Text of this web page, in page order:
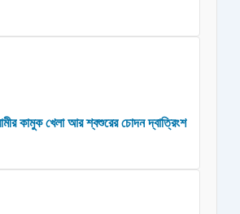
কামুক খেলা আর শ্বশুরের চোদন দ্বাত্রিংশ